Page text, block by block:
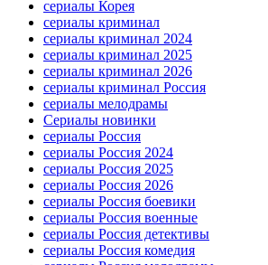
сериалы Корея
сериалы криминал
сериалы криминал 2024
сериалы криминал 2025
сериалы криминал 2026
сериалы криминал Россия
сериалы мелодрамы
Сериалы новинки
сериалы Россия
сериалы Россия 2024
сериалы Россия 2025
сериалы Россия 2026
сериалы Россия боевики
сериалы Россия военные
сериалы Россия детективы
сериалы Россия комедия